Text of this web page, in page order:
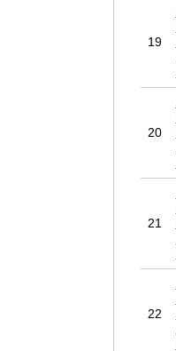
19
20
21
22